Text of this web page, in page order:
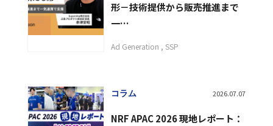
形－技術提供から販売推進まで
一…
Ad Generation SSP
コラム 2026.07.07
NRF APAC 2026 現地レポート：